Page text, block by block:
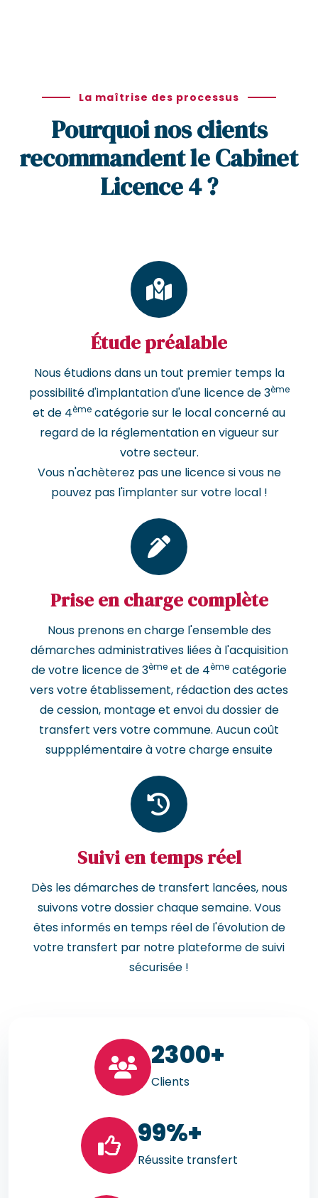
La maîtrise des processus
Pourquoi nos clients
recommandent le Cabinet
Licence 4 ?
Étude préalable
Nous étudions dans un tout premier temps la
possibilité d'implantation d'une licence de 3ème
et de 4ème catégorie sur le local concerné au
regard de la réglementation en vigueur sur
votre secteur.
Vous n'achèterez pas une licence si vous ne
pouvez pas l'implanter sur votre local !
Prise en charge complète
Nous prenons en charge l'ensemble des
démarches administratives liées à l'acquisition
de votre licence de 3ème et de 4ème catégorie
vers votre établissement, rédaction des actes
de cession, montage et envoi du dossier de
transfert vers votre commune. Aucun coût
suppplémentaire à votre charge ensuite
Suivi en temps réel
Dès les démarches de transfert lancées, nous
suivons votre dossier chaque semaine. Vous
êtes informés en temps réel de l'évolution de
votre transfert par notre plateforme de suivi
sécurisée !
2300+
Clients
99%+
Réussite transfert